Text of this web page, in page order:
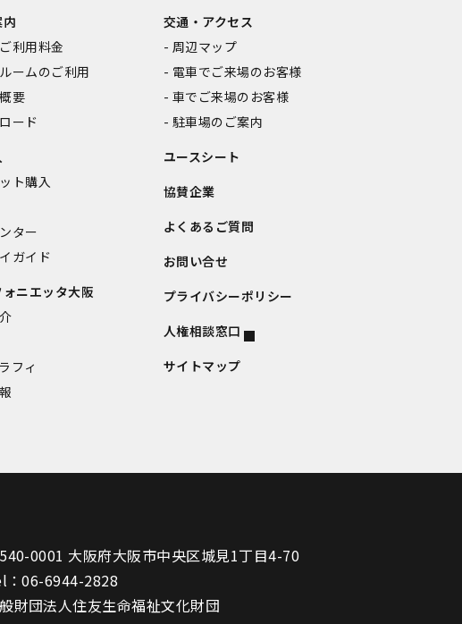
利用料金
ームのご利用
要
ード
ト購入
ター
ガイド
ニエッタ大阪
フィ
交通・アクセス
周辺マップ
電車でご来場のお客様
車でご来場のお客様
駐車場のご案内
ユースシート
協賛企業
よくあるご質問
お問い合せ
プライバシーポリシー
人権相談窓口
サイトマップ
0001 大阪府大阪市中央区城見1丁目4-70
：06-6944-2828
財団法人住友生命福祉文化財団